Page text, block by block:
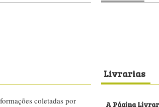
coletadas por
Livrarias
A Página